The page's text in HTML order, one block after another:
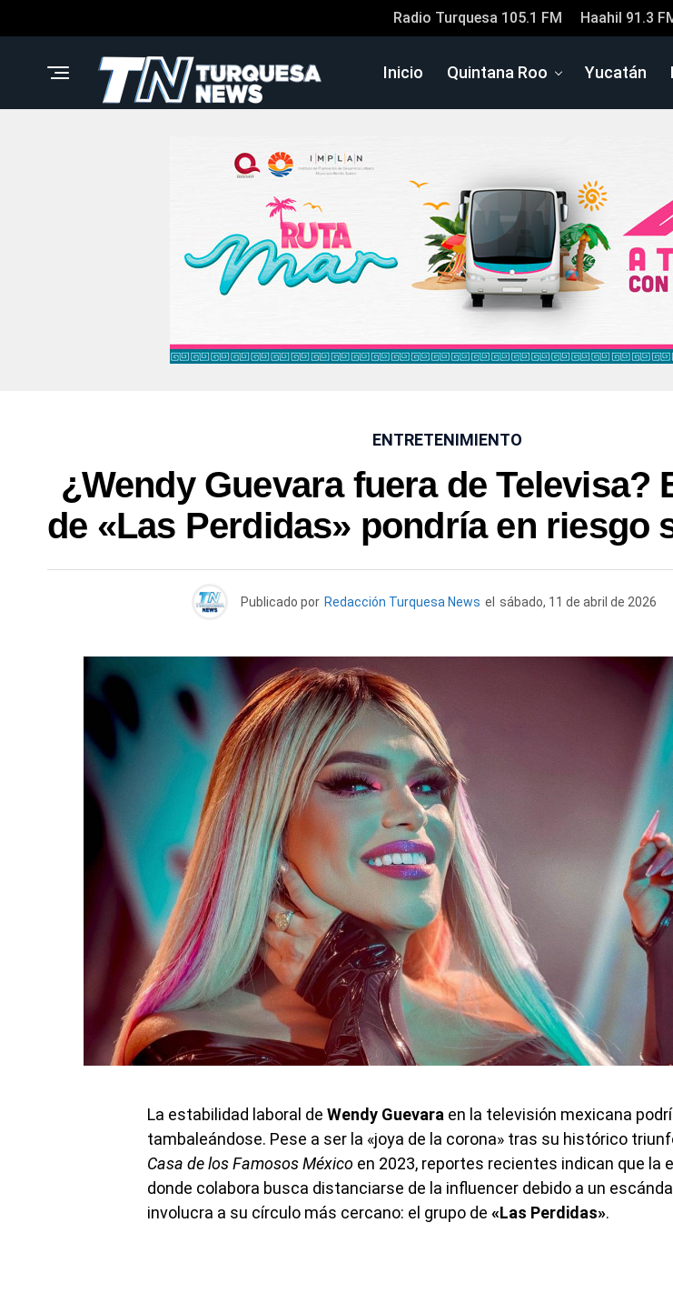
Radio Turquesa 105.1 FM Haahil 91.3
Inicio Quintana Roo Yucatán
ENTRETENIMIENTO
¿Wendy Guevara fuera de Televisa?
de «Las Perdidas» pondría en riesgo
Publicado por Redacción Turquesa News el sábado, 11 de abril de 2026
La estabilidad laboral de Wendy Guevara en la televisión mexicana
tambaleándose. Pese a ser la «joya de la corona» tras su histórico
Casa de los Famosos México en 2023, reportes recientes indican que la
donde colabora busca distanciarse de la influencer debido a un
involucra a su círculo más cercano: el grupo de «Las Perdidas».